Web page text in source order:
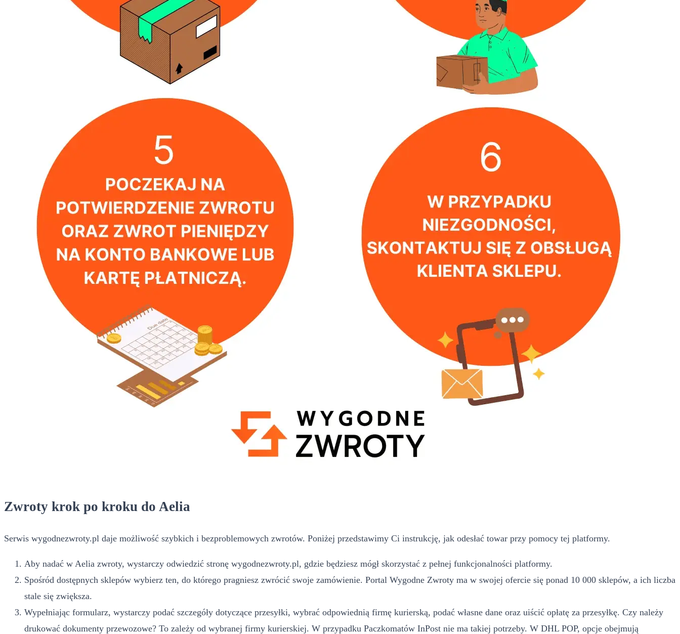
Zwroty krok po kroku do Aelia
Serwis wygodnezwroty.pl daje możliwość szybkich i bezproblemowych zwrotów. Poniżej przedstawimy Ci instrukcję, jak odesłać towar przy pomocy tej platformy.
Aby nadać w Aelia zwroty, wystarczy odwiedzić stronę wygodnezwroty.pl, gdzie będziesz mógł skorzystać z pełnej funkcjonalności platformy.
Spośród dostępnych sklepów wybierz ten, do którego pragniesz zwrócić swoje zamówienie. Portal Wygodne Zwroty ma w swojej ofercie się ponad 10 000 sklepów, a ich liczba
stale się zwiększa.
Wypełniając formularz, wystarczy podać szczegóły dotyczące przesyłki, wybrać odpowiednią firmę kurierską, podać własne dane oraz uiścić opłatę za przesyłkę. Czy należy
drukować dokumenty przewozowe? To zależy od wybranej firmy kurierskiej. W przypadku Paczkomatów InPost nie ma takiej potrzeby. W DHL POP, opcje obejmują